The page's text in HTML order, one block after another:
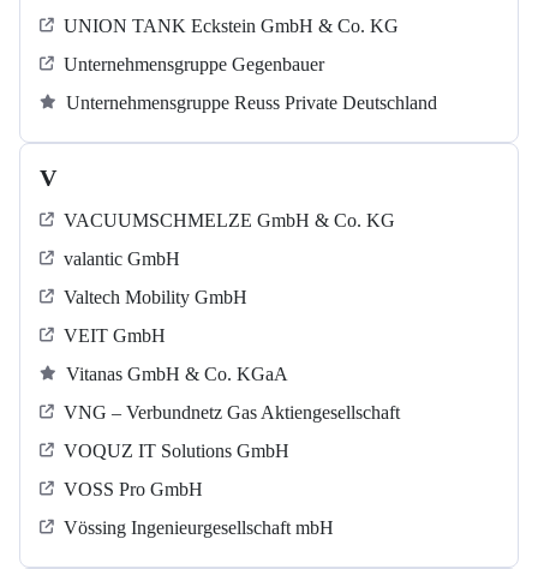
UNION TANK Eckstein GmbH & Co. KG
Unternehmensgruppe Gegenbauer
Unternehmensgruppe Reuss Private Deutschland
V
VACUUMSCHMELZE GmbH & Co. KG
valantic GmbH
Valtech Mobility GmbH
VEIT GmbH
Vitanas GmbH & Co. KGaA
VNG – Verbundnetz Gas Aktiengesellschaft
VOQUZ IT Solutions GmbH
VOSS Pro GmbH
Vössing Ingenieurgesellschaft mbH